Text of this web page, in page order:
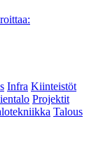
Infra Kiinteistöt
Projektit
Talous